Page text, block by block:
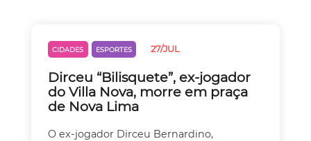
CIDADES ESPORTES 27/JUL
Dirceu “Bilisquete”, ex-jogador
do Villa Nova, morre em praça
de Nova Lima
O ex-jogador Dirceu Bernardino,